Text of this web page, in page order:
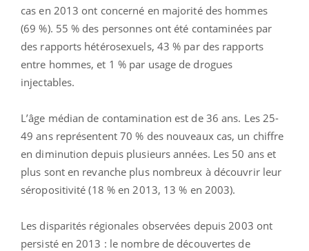
cas en 2013 ont concerné en majorité des hommes
(69 %). 55 % des personnes ont été contaminées par
des rapports hétérosexuels, 43 % par des rapports
entre hommes, et 1 % par usage de drogues
injectables.
L’âge médian de contamination est de 36 ans. Les 25-
49 ans représentent 70 % des nouveaux cas, un chiffre
en diminution depuis plusieurs années. Les 50 ans et
plus sont en revanche plus nombreux à découvrir leur
séropositivité (18 % en 2013, 13 % en 2003).
Les disparités régionales observées depuis 2003 ont
persisté en 2013 : le nombre de découvertes de